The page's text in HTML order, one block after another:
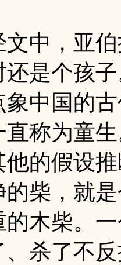
文中，亚
还是个孩
象中国的
称为童
的假设
柴，就
的木柴。
杀了不